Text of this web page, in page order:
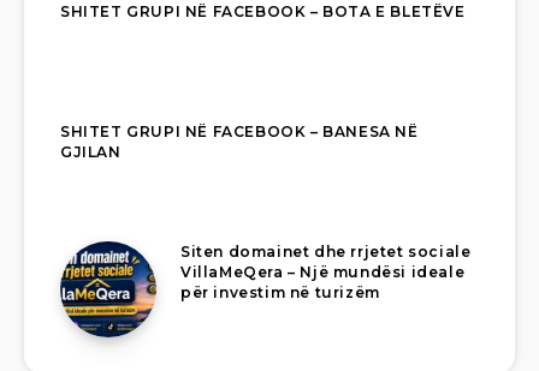
SHITET GRUPI NË FACEBOOK – BOTA E BLETËVE
SHITET GRUPI NË FACEBOOK – BANESA NË
GJILAN
Siten domainet dhe rrjetet sociale
VillaMeQera – Një mundësi ideale
për investim në turizëm